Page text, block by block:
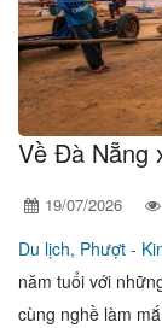
Về Đà Nẵng
19/07/2026
Du lịch, Phượt -
năm tuổi với
cùng nghề làm